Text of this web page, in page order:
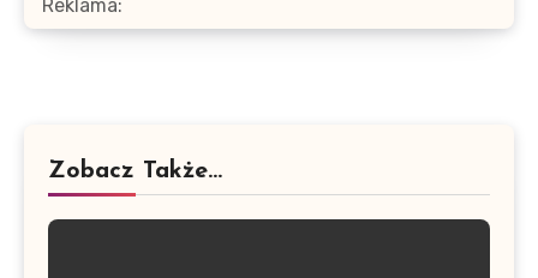
Reklama:
Zobacz Także...